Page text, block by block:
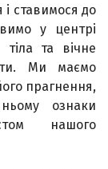
ставимося до
у центрі
та вічне
Ми маємо
прагнення,
ознаки
нашого